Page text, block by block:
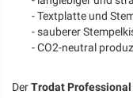
- Textplatte und
- sauberer
- CO2-neutral
DerTrodat Professional